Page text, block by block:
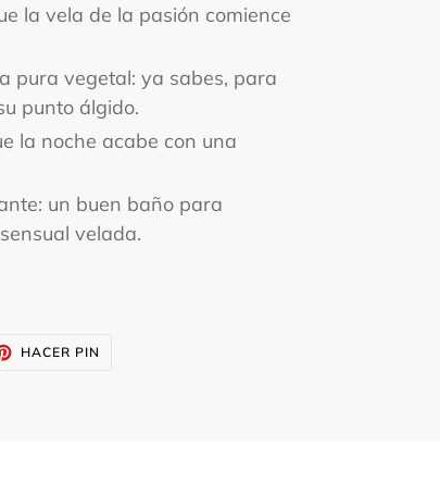
la vela de la pasión comience
pura vegetal: ya sabes, para
punto álgido.
la noche acabe con una
un buen baño para
velada.
HACER PIN